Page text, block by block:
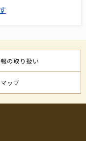
の取り扱い
ップ